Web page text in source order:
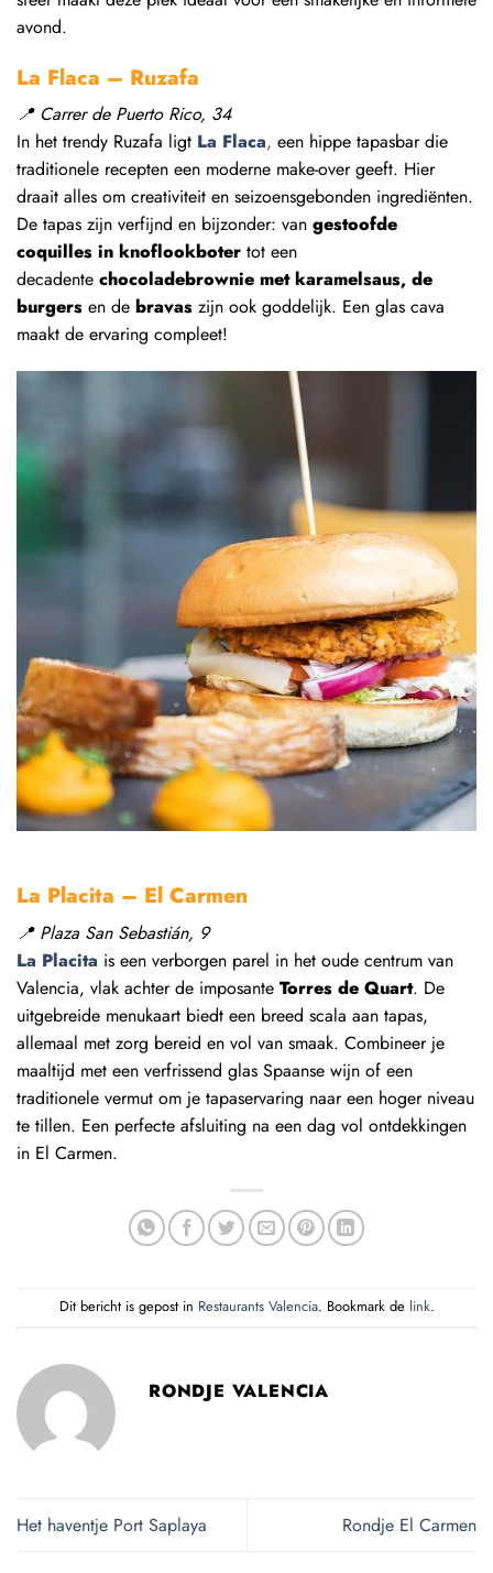
avond.
La Flaca – Ruzafa
📍 Carrer de Puerto Rico, 34
In het trendy Ruzafa ligt La Flaca, een hippe tapasbar die
traditionele recepten een moderne make-over geeft. Hier
draait alles om creativiteit en seizoensgebonden ingrediënten.
De tapas zijn verfijnd en bijzonder: van gestoofde
coquilles in knoflookboter tot een
decadente chocoladebrownie met karamelsaus, de
burgers en de bravas zijn ook goddelijk. Een glas cava
maakt de ervaring compleet!
La Placita – El Carmen
📍 Plaza San Sebastián, 9
La Placita is een verborgen parel in het oude centrum van
Valencia, vlak achter de imposante Torres de Quart. De
uitgebreide menukaart biedt een breed scala aan tapas,
allemaal met zorg bereid en vol van smaak. Combineer je
maaltijd met een verfrissend glas Spaanse wijn of een
traditionele vermut om je tapaservaring naar een hoger niveau
te tillen. Een perfecte afsluiting na een dag vol ontdekkingen
in El Carmen.
Dit bericht is gepost in Restaurants Valencia. Bookmark de link.
RONDJE VALENCIA
Het haventje Port Saplaya Rondje El Carmen